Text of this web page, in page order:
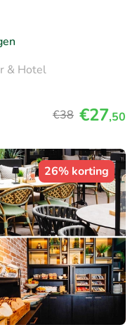
& Hotel
€38 €27,50
26% korting